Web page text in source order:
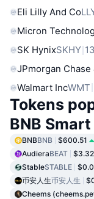
Eli Lilly And Co
Micron
SK HynixSKHY
JPmorgan Chase
Walmart IncWMT
Tokens
BNB
BNBBNB $600.51
AudieraBEAT $3.32
StableSTABLE
币安人生币安人生
Cheems